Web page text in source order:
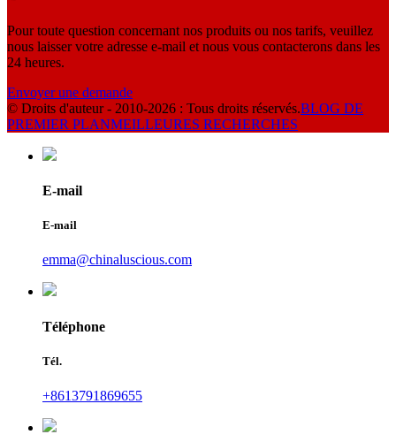
Pour toute question concernant nos produits ou nos tarifs, veuillez
nous laisser votre adresse e-mail et nous vous contacterons dans les
24 heures.
Envoyer une demande
© Droits d'auteur - 2010-2026 : Tous droits réservés.BLOG DE
PREMIER PLANMEILLEURES RECHERCHES
E-mail
E-mail
emma@chinaluscious.com
Téléphone
Tél.
+8613791869655